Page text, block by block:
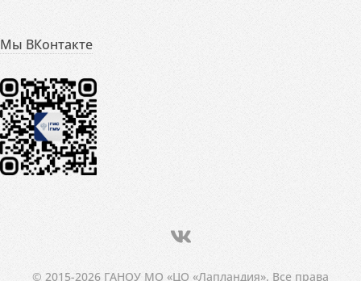
Мы ВКонтакте
© 2015-2026 ГАНОУ МО «ЦО «Лапландия». Все права